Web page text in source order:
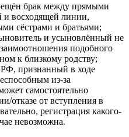
брак между прямыми
и восходящей линии,
сёстрами и братьями;
и усыновлённый не
подобного
к близкому родству;
РФ, признанный в ходе
из-за
самостоятельно
отказе от вступления в
регистрация какого-
невозможна.